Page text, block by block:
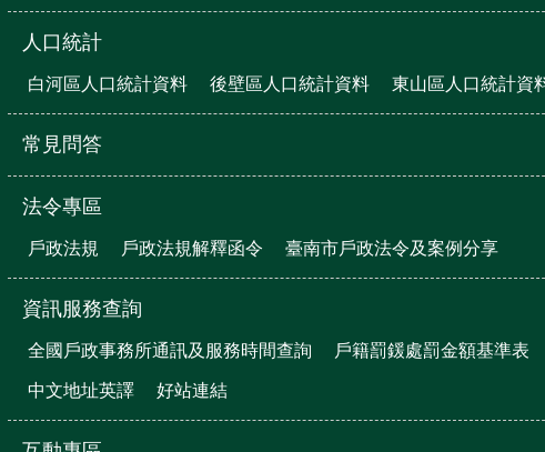
人口統計
白河區人口統計資料 後壁區人口統計資料 東山區人口統計資
常見問答
法令專區
戶政法規 戶政法規解釋函令 臺南市戶政法令及案例分享
資訊服務查詢
全國戶政事務所通訊及服務時間查詢 戶籍罰鍰處罰金額基準表
中文地址英譯 好站連結